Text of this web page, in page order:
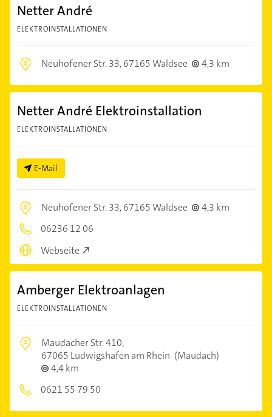
Netter André
ELEKTROINSTALLATIONEN
Neuhofener Str. 33,67165 Waldsee 4,3 km
Netter André Elektroinstallation
ELEKTROINSTALLATIONEN
E-Mail
Neuhofener Str. 33,67165 Waldsee
4,3 km
06236 12 06
Webseite
Amberger Elektroanlagen
ELEKTROINSTALLATIONEN
Maudacher Str. 410,
67065 Ludwigshafen am Rhein (Maudach)
4,4 km
0621 55 79 50